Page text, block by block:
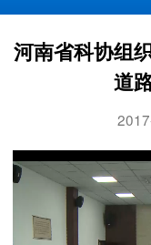
河南省科协组
道